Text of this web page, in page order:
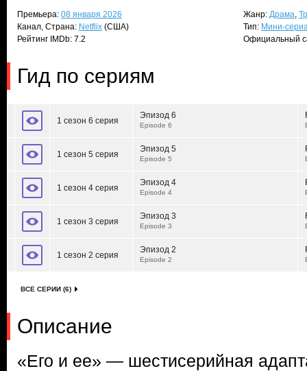
Премьера: 08 января 2026
Канал, Страна: Netflix (США)
Рейтинг IMDb: 7.2
Жанр: Драма,
Тип: Мини-
Официальный
Гид по сериям
1 сезон 6 серия
Эпизод 6
Episode 6
1 сезон 5 серия
Эпизод 5
Episode 5
1 сезон 4 серия
Эпизод 4
Episode 4
1 сезон 3 серия
Эпизод 3
Episode 3
1 сезон 2 серия
Эпизод 2
Episode 2
ВСЕ СЕРИИ (6)
Описание
«Его и ее» — шестисерийная